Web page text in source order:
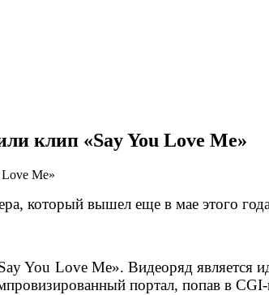
клип «Say You Love Me»
который вышел еще в мае этого
You Love Me». Видеоряд
портал, попав в